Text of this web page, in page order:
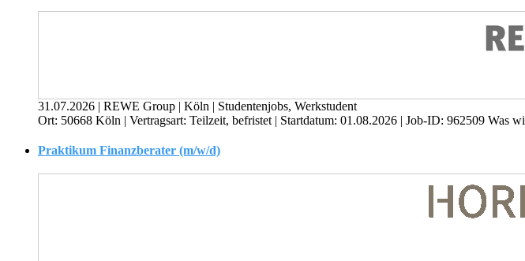
31.07.2026 | REWE Group | Köln | Studentenjobs, Werkstudent
Ort: 50668 Köln | Vertragsart: Teilzeit, befristet | Startdatum: 01.08.2026 | Job-ID: 962509 Was
Praktikum Finanzberater (m/w/d)